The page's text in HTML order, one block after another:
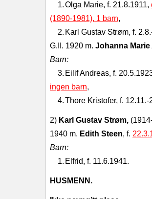
1.Olga Marie, f. 21.8.1911,
(1890-1981), 1 barn,
2. Karl Gustav Strøm, f.
G.II. 1920 m. Johanna
Barn:
3. Eilif Andreas, f.
ingen barn,
4.Thore Kristofer, f.
2) Karl Gustav Strøm,
1940 m. Edith Steen, f.
Barn:
1. Elfrid, f. 11.6.1941.
HUSMENN.